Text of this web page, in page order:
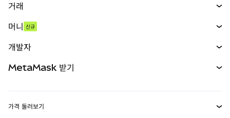
거래
무기한 선물
실물자산
머니 신규
개발자
MetaMask 받기
가격 둘러보기